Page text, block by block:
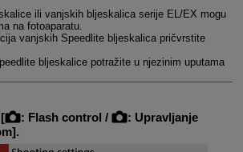
ili vanjskih bljeskalica serije EL/EX mogu
na fotoaparatu.
vanjskih Speedlite bljeskalica pričvrstite
bljeskalice potražite u njezinim uputama
: Flash control / : Upravljanje
].